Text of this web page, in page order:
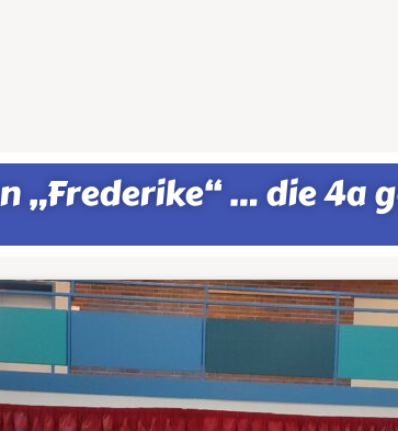
„Frederike“ … die 4a